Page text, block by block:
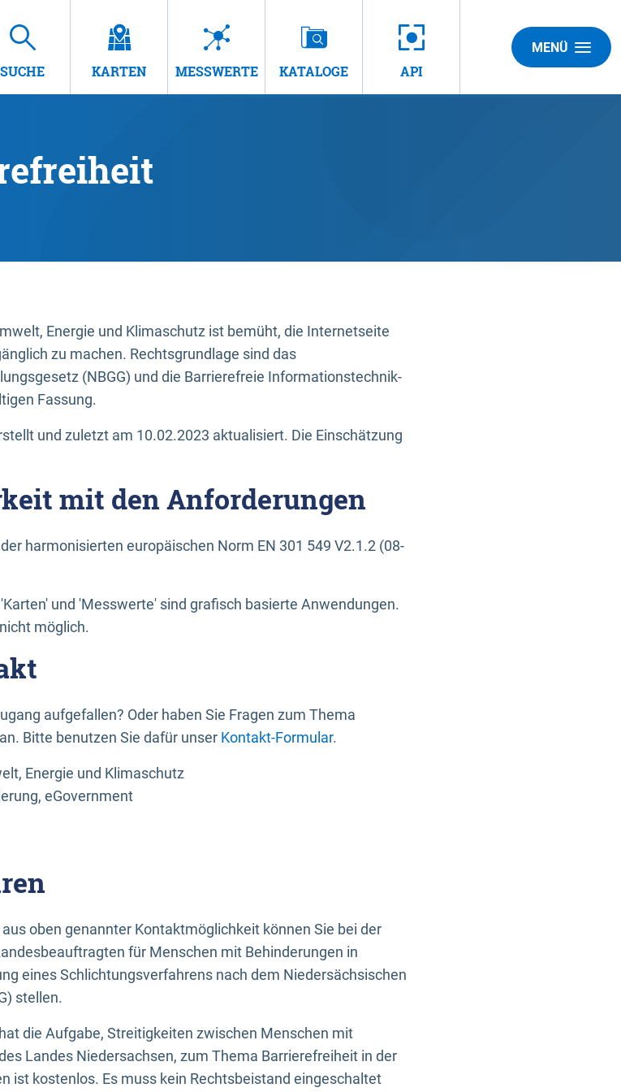
SUCHE KARTEN MESSWERTE KATALOGE API
MENÜ
Energie und Klimaschutz ist bemüht, die Internetseite
zu machen. Rechtsgrundlage sind das
(NBGG) und die Barrierefreie Informationstechnik-
Fassung.
und zuletzt am 10.02.2023 aktualisiert. Die Einschätzung
mit den Anforderungen
harmonisierten europäischen Norm EN 301 549 V2.1.2 (08-
und 'Messwerte' sind grafisch basierte Anwendungen.
möglich.
aufgefallen? Oder haben Sie Fragen zum Thema
Bitte benutzen Sie dafür unser Kontakt-Formular.
Energie und Klimaschutz
eGovernment
oben genannter Kontaktmöglichkeit können Sie bei der
für Menschen mit Behinderungen in
eines Schlichtungsverfahrens nach dem Niedersächsischen
stellen.
die Aufgabe, Streitigkeiten zwischen Menschen mit
Landes Niedersachsen, zum Thema Barrierefreiheit in der
ist kostenlos. Es muss kein Rechtsbeistand eingeschaltet